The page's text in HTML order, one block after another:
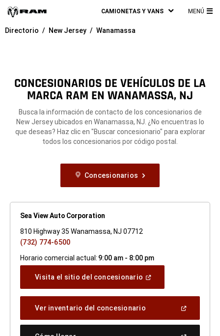
CAMIONETAS Y VANS MENÚ
Directorio New Jersey Wanamassa
CONCESIONARIOS DE VEHÍCULOS DE LA
MARCA RAM EN WANAMASSA, NJ
Busca la información de contacto de los concesionarios de
New Jersey ubicados en Wanamassa, NJ. ¿No encuentras lo
que deseas? Haz clic en "Buscar concesionario" para explorar
todos los concesionarios por código postal.
Concesionarios
Sea View Auto Corporation
810 Highway 35 Wanamassa, NJ 07712
(732) 774-6500
Horario comercial actual: 9:00 am - 8:00 pm
Visita el sitio del concesionario (Abrir
nueva)
Ver inventario del concesionario
una